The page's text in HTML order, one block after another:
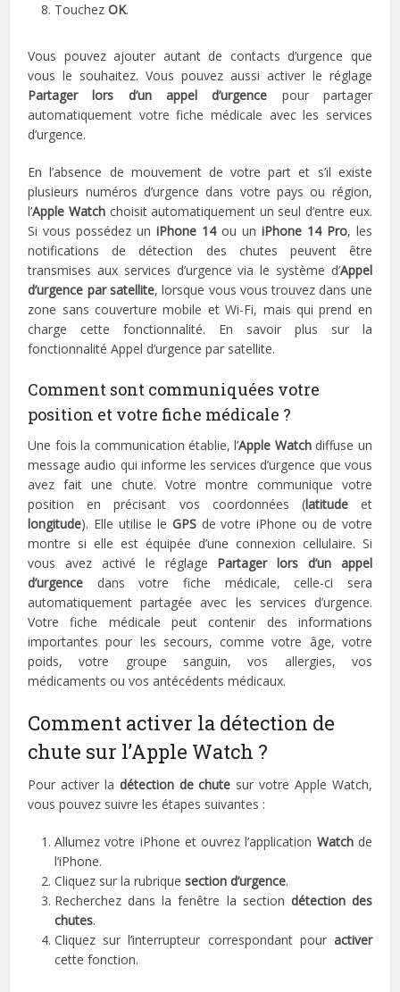
TouchezOK.
Vous pouvez ajouter autant de contacts d’urgence que
vous le souhaitez. Vous pouvez aussi activer le réglage
Partager lors d’un appel d’urgence pour partager
automatiquement votre fiche médicale avec les services
d’urgence.
En l’absence de mouvement de votre part et s’il existe
plusieurs numéros d’urgence dans votre pays ou région,
l’Apple Watchchoisit automatiquement un seul d’entre eux.
Si vous possédez uniPhone 14ou un iPhone 14 Pro, les
notifications de détection des chutes peuvent être
transmises aux services d’urgence via le système d’Appel
d’urgence par satellite, lorsque vous vous trouvez dans une
zone sans couverture mobile et Wi-Fi, mais qui prend en
charge cette fonctionnalité. En savoir plus sur la
fonctionnalité Appel d’urgence par satellite.
Comment sont communiquées votre
position et votre fiche médicale ?
Une fois la communication établie, l’Apple Watchdiffuse un
message audio qui informe les services d’urgence que vous
avez fait une chute. Votre montre communique votre
position en précisant vos coordonnées (latitudeet
longitude). Elle utilise le GPSde votre iPhone ou de votre
montre si elle est équipée d’une connexion cellulaire. Si
vous avez activé le réglage Partager lors d’un appel
d’urgence dans votre fiche médicale, celle-ci sera
automatiquement partagée avec les services d’urgence.
Votre fiche médicale peut contenir des informations
importantes pour les secours, comme votre âge, votre
poids, votre groupe sanguin, vos allergies, vos
médicaments ou vos antécédents médicaux.
Comment activer la détection de
chute sur l’Apple Watch ?
Pour activer la détection de chute sur votre Apple Watch,
vous pouvez suivre les étapes suivantes :
Allumez votre iPhone et ouvrez l’application Watchde
l’iPhone.
Cliquez sur la rubriquesection d’urgence.
Recherchez dans la fenêtre la section détection des
chutes.
Cliquez sur l’interrupteur correspondant pour activer
cette fonction.